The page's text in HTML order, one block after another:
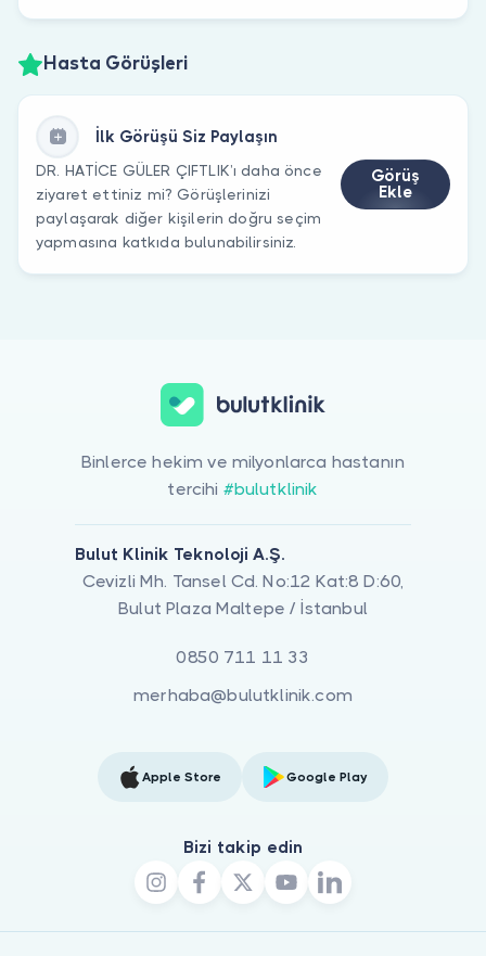
Hasta Görüşleri
İlk Görüşü Siz Paylaşın
DR. HATİCE GÜLER ÇIFTLIK’ı daha önce
ziyaret ettiniz mi? Görüşlerinizi
paylaşarak diğer kişilerin doğru seçim
yapmasına katkıda bulunabilirsiniz.
Görüş
Ekle
Binlerce hekim ve milyonlarca hastanın
tercihi #bulutklinik
Bulut Klinik Teknoloji A.Ş.
Cevizli Mh. Tansel Cd. No:12 Kat:8 D:60,
Bulut Plaza Maltepe / İstanbul
0850 711 11 33
merhaba@bulutklinik.com
Apple Store Google Play
Bizi takip edin